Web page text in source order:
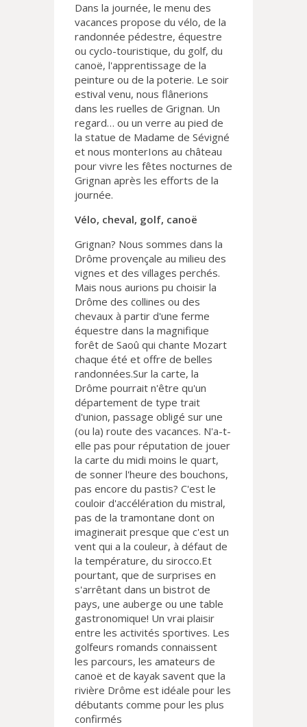
Dans la journée, le menu des
vacances propose du vélo, de la
randonnée pédestre, équestre
ou cyclo-touristique, du golf, du
canoë, l'apprentissage de la
peinture ou de la poterie. Le soir
estival venu, nous flânerions
dans les ruelles de Grignan. Un
regard… ou un verre au pied de
la statue de Madame de Sévigné
et nous monterIons au château
pour vivre les fêtes nocturnes de
Grignan après les efforts de la
journée.
Vélo, cheval, golf, canoë
Grignan? Nous sommes dans la
Drôme provençale au milieu des
vignes et des villages perchés.
Mais nous aurions pu choisir la
Drôme des collines ou des
chevaux à partir d'une ferme
équestre dans la magnifique
forêt de Saoû qui chante Mozart
chaque été et offre de belles
randonnées.Sur la carte, la
Drôme pourrait n'être qu'un
département de type trait
d'union, passage obligé sur une
(ou la) route des vacances. N'a-t-
elle pas pour réputation de jouer
la carte du midi moins le quart,
de sonner l'heure des bouchons,
pas encore du pastis? C'est le
couloir d'accélération du mistral,
pas de la tramontane dont on
imaginerait presque que c'est un
vent qui a la couleur, à défaut de
la température, du sirocco.Et
pourtant, que de surprises en
s'arrêtant dans un bistrot de
pays, une auberge ou une table
gastronomique! Un vrai plaisir
entre les activités sportives. Les
golfeurs romands connaissent
les parcours, les amateurs de
canoë et de kayak savent que la
rivière Drôme est idéale pour les
débutants comme pour les plus
confirmés